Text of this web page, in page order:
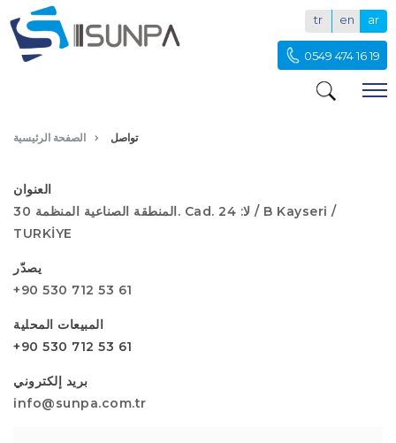
tr en ar
0549 474 16 19
الصفحة الرئيسية تواصل
العنوان
المنطقة الصناعية المنظمة 30. Cad. لا: 24 / B Kayseri /
TURKİYE
يصدّر
+90 530 712 53 61
المبيعات المحلية
+90 530 712 53 61
بريد إلكتروني
info@sunpa.com.tr